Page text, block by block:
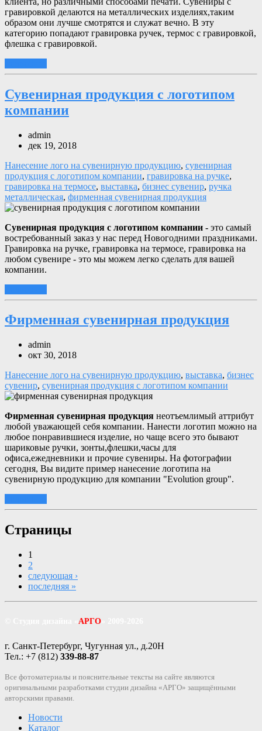
гравировкой делаются на металлических изделиях,таким
образом они лучше смотрятся и служат вечно. В эту
категорию попадают гравировка ручек, термос с гравировкой,
флешка с гравировкой.
Сувенирная продукция с логотипом
компании
admin
дек 19, 2018
Нанесение лого на сувенирную продукцию, сувенирная
продукция с логотипом компании, гравировка на ручке,
гравировка на термосе, выставка, бизнес сувенир, ручка
металлическая, фирменная сувенирная продукция
Сувенирная продукция с логотипом компании - это самый
востребованный заказ у нас перед Новогодними праздниками.
Гравировка на ручке, гравировка на термосе, гравировка на
любом сувенире - это мы можем легко сделать для вашей
компании.
Фирменная сувенирная продукция
admin
окт 30, 2018
Нанесение лого на сувенирную продукцию, выставка, бизнес
сувенир, сувенирная продукция с логотипом компании
Фирменная сувенирная продукция неотъемлимый аттрибут
любой уважающей себя компании. Нанести логотип можно на
любое понравившиеся изделие, но чаще всего это бывают
шариковые ручки, зонты,флешки,часы для
офиса,ежедневники и прочие сувениры. На фотографии
сегодня, Вы видите пример нанесение логотипа на
сувенирную продукцию для компании "Evolution group".
Страницы
1
2
следующая ›
последняя »
АРГО
г. Санкт-Петербург, Чугунная ул., д.20Н
Тел.: +7 (812) 339-88-87
Все фотоматериалы и пояснительные тексты на сайте являются
оригинальными разработками студии дизайна «АРГО» защищёнными
авторскими правами.
Новости
Каталог